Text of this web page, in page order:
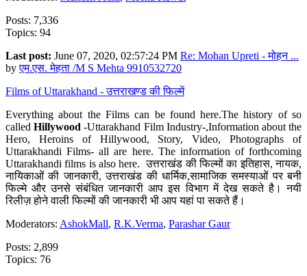
Posts: 7,336
Topics: 94
Last post: June 07, 2020, 02:57:24 PM Re: Mohan Upreti - मोहन ...
byएम.एस. मेहता /M S Mehta 9910532720
Films of Uttarakhand - उत्तराखण्ड की फिल्में
Everything about the Films can be found here.The history of so
calledHillywood-Uttarakhand Film Industry-,Information about the
Hero, Heroins of Hillywood, Story, Video, Photographs of
Uttarakhandi Films- all are here. The information of forthcoming
Uttarakhandi films is also here. उत्तराखंड की फिल्मों का इतिहास, नायक,
नायिकाओं की जानकारी, उत्तराखंड की धार्मिक,सामाजिक समस्याओं पर बनी
फिल्मे और उनसे संबंधित जानकारी आप इस विभाग में देख सकते है। नयी
रिलीज़ होने वाली फिल्मों की जानकारी भी आप यहां पा सकते हैं।
Moderators: AshokMall, R.K.Verma, Parashar Gaur
Posts: 2,899
Topics: 76